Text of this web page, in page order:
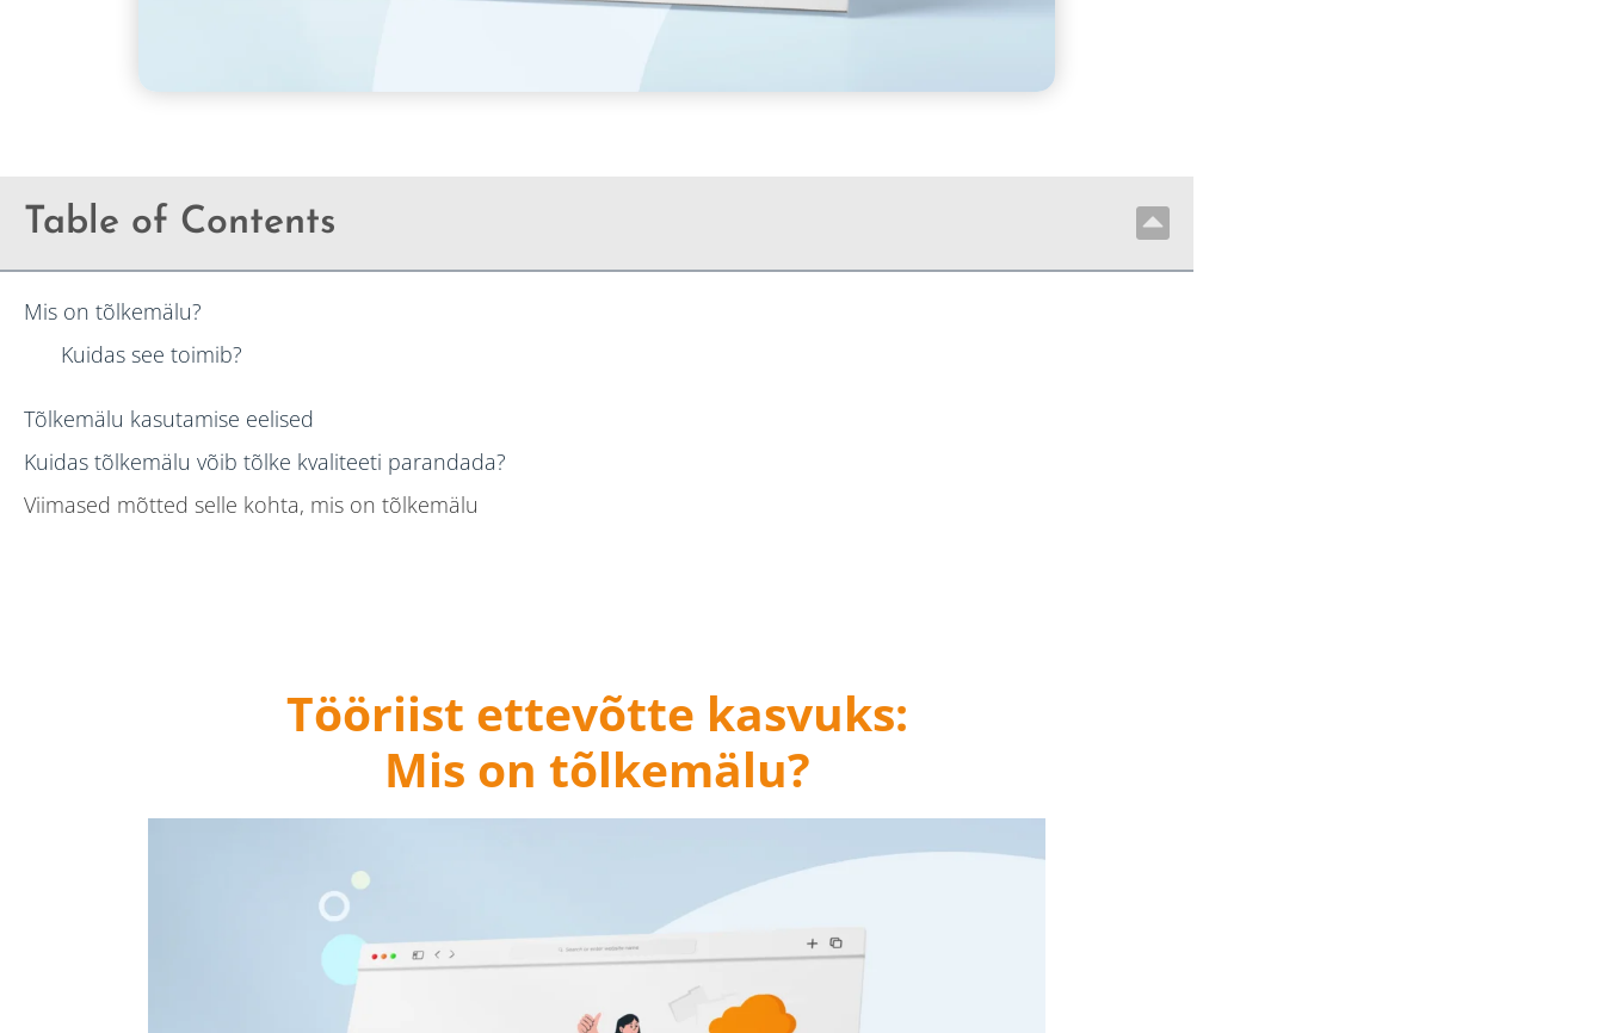
Table of Contents
Mis on tõlkemälu?
Kuidas see toimib?
Tõlkemälu kasutamise eelised
Kuidas tõlkemälu võib tõlke kvaliteeti parandada?
Viimased mõtted selle kohta, mis on tõlkemälu
Tööriist ettevõtte kasvuks:
Mis on tõlkemälu?